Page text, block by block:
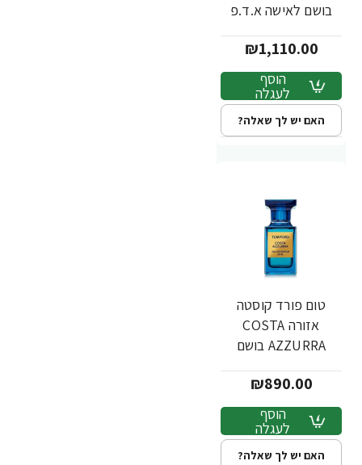
בושם לאישה א.ד.פ
TOM FORD
₪1,110.00
הוסף
לעגלה
האם יש לך שאלה?
טום פורד קוסטה
אזורה COSTA
AZZURRA בושם
- מבית TOM FORD₪890.00
הוסף
לעגלה
האם יש לך שאלה?